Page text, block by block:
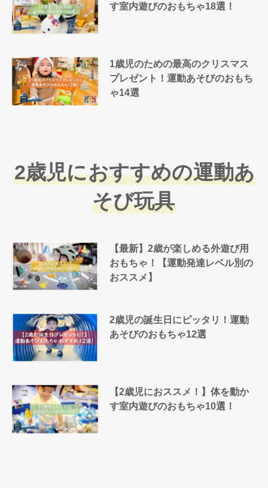
す室内遊びのおもちゃ18選！
1歳児のための最高のクリスマス
プレゼント！運動あそびのおもち
ゃ14選
2歳児におすすめの運動あ
そび玩具
【最新】2歳が楽しめる外遊び用
おもちゃ！【運動発達レベル別の
おススメ】
2歳児の誕生日にピッタリ！運動
あそびのおもちゃ12選
【2歳児におススメ！】体を動か
す室内遊びのおもちゃ10選！